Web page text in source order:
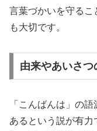
言葉づかいを守るこ
も大切です。
由来やあいさ
「こんばんは」の
あるという説が有力